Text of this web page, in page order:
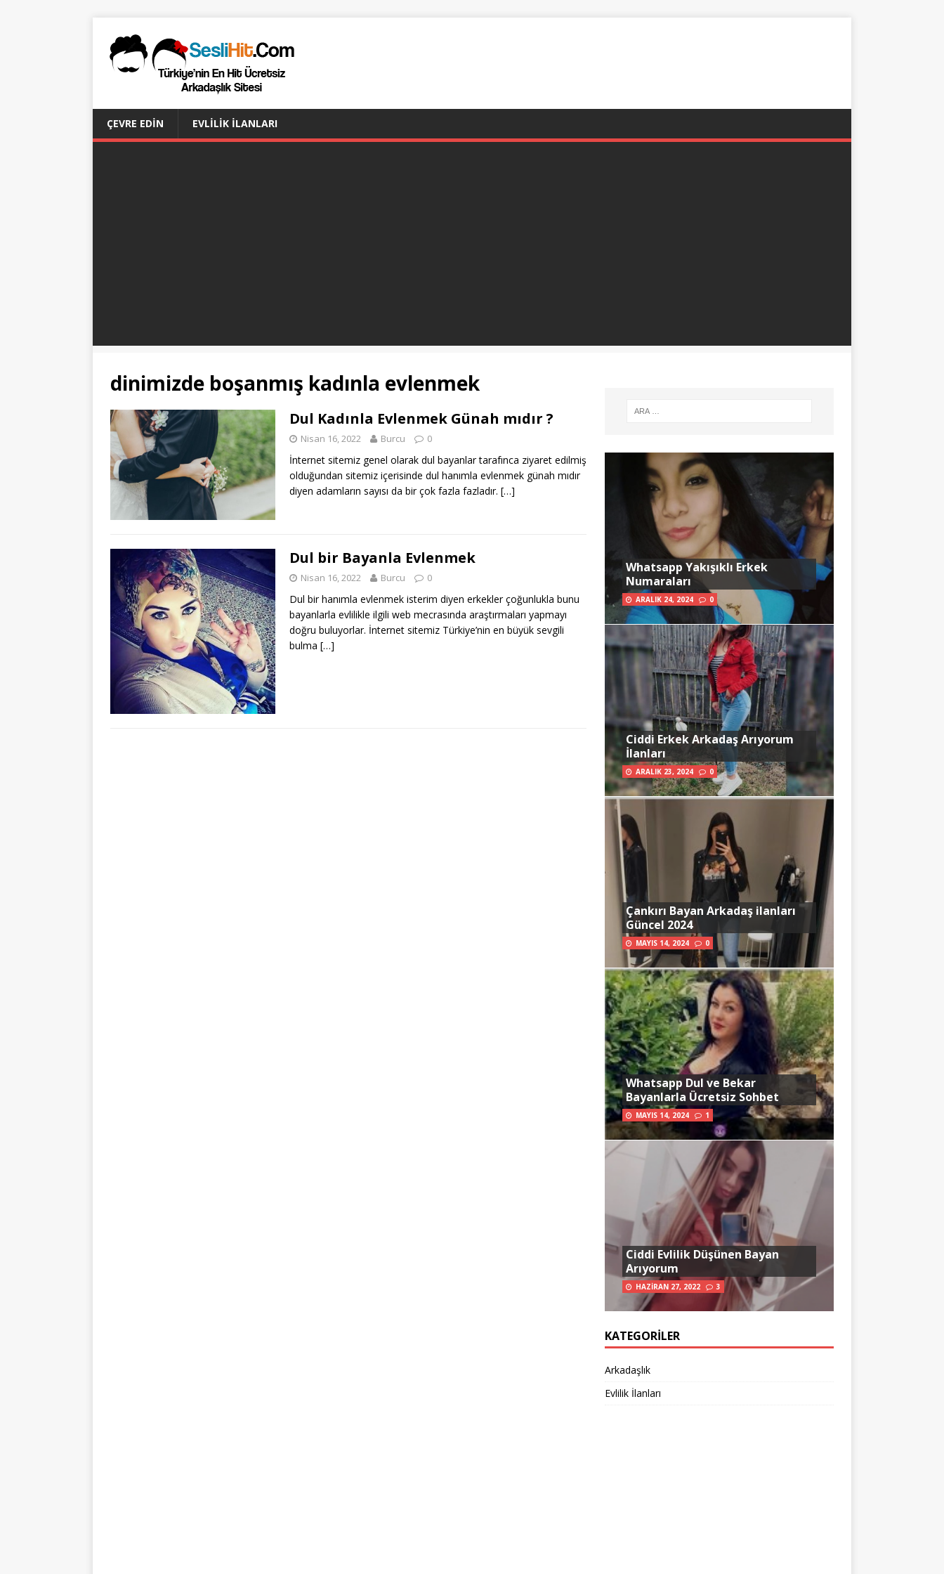
ÇEVRE EDIN EVLILIK İLANLARI
dinimizde boşanmış kadınla evlenmek
Dul Kadınla Evlenmek Günah mıdır ?
Nisan 16, 2022 Burcu 0
İnternet sitemiz genel olarak dul bayanlar tarafınca ziyaret edilmiş
olduğundan sitemiz içerisinde dul hanımla evlenmek günah mıdır
diyen adamların sayısı da bir çok fazla fazladır. […]
Dul bir Bayanla Evlenmek
Nisan 16, 2022 Burcu 0
Dul bir hanımla evlenmek isterim diyen erkekler çoğunlukla bunu
bayanlarla evlilikle ilgili web mecrasında araştırmaları yapmayı
doğru buluyorlar. İnternet sitemiz Türkiye’nin en büyük sevgili
bulma […]
Whatsapp Yakışıklı Erkek
Numaraları
ARALIK 24, 2024 0
Ciddi Erkek Arkadaş Arıyorum
İlanları
ARALIK 23, 2024 0
Çankırı Bayan Arkadaş ilanları
Güncel 2024
MAYIS 14, 2024 0
Whatsapp Dul ve Bekar
Bayanlarla Ücretsiz Sohbet
MAYIS 14, 2024 1
Ciddi Evlilik Düşünen Bayan
Arıyorum
HAZIRAN 27, 2022 3
KATEGORILER
Arkadaşlık
Evlilik İlanları